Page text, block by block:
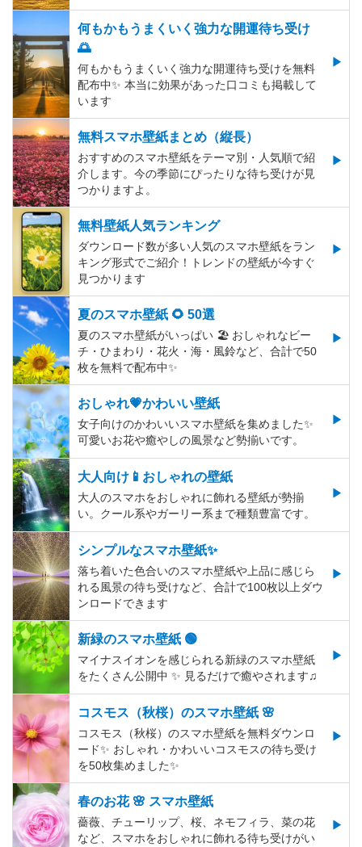
何もかもうまくいく強力な開運待ち受け
🌅
何もかもうまくいく強力な開運待ち受けを無料
配布中✨️ 本当に効果があった口コミも掲載して
います
無料スマホ壁紙まとめ（縦長）
おすすめのスマホ壁紙をテーマ別・人気順で紹
介します。今の季節にぴったりな待ち受けが見
つかりますよ。
無料壁紙人気ランキング
ダウンロード数が多い人気のスマホ壁紙をラン
キング形式でご紹介！トレンドの壁紙が今すぐ
見つかります
夏のスマホ壁紙 🌻 50選
夏のスマホ壁紙がいっぱい 🏖 おしゃれなビー
チ・ひまわり・花火・海・風鈴など、合計で50
枚を無料で配布中✨
おしゃれ💗かわいい壁紙
女子向けのかわいいスマホ壁紙を集めました✨
可愛いお花や癒やしの風景など勢揃いです。
大人向け📱おしゃれの壁紙
大人のスマホをおしゃれに飾れる壁紙が勢揃
い。クール系やガーリー系まで種類豊富です。
シンプルなスマホ壁紙✨
落ち着いた色合いのスマホ壁紙や上品に感じら
れる風景の待ち受けなど、合計で100枚以上ダウ
ンロードできます
新緑のスマホ壁紙 🟢
マイナスイオンを感じられる新緑のスマホ壁紙
をたくさん公開中 ✨ 見るだけで癒やされます♫
コスモス（秋桜）のスマホ壁紙 🌸
コスモス（秋桜）のスマホ壁紙を無料ダウンロ
ード✨️ おしゃれ・かわいいコスモスの待ち受け
を50枚集めました✨️
春のお花 🌸 スマホ壁紙
薔薇、チューリップ、桜、ネモフィラ、菜の花
など、スマホをおしゃれに飾れる待ち受けがい